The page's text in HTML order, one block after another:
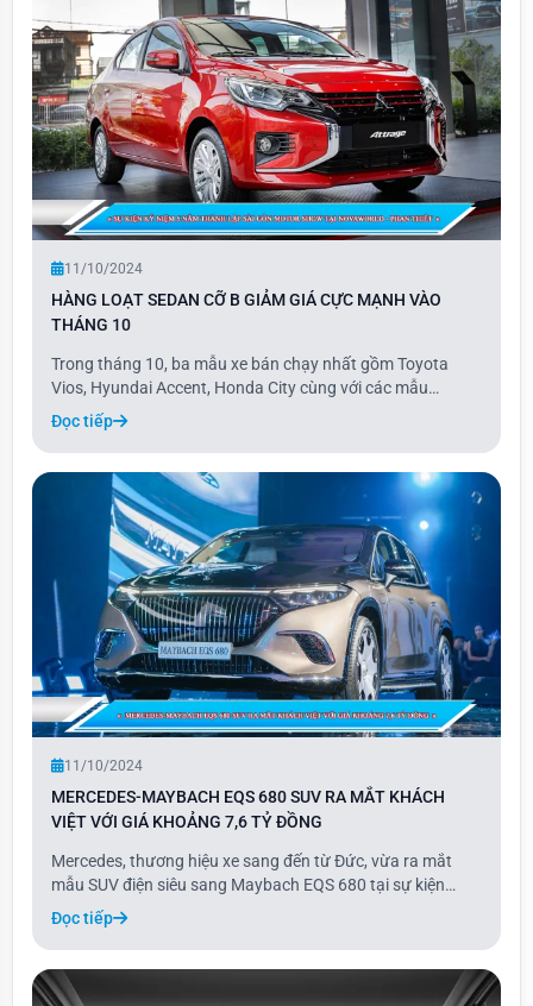
11/10/2024
HÀNG LOẠT SEDAN CỠ B GIẢM GIÁ CỰC MẠNH VÀO
THÁNG 10
Trong tháng 10, ba mẫu xe bán chạy nhất gồm Toyota
Vios, Hyundai Accent, Honda City cùng với các mẫu
Nissan Almera, Mitsubishi Attrage, Kia Soluto đều được
giảm giá hàng chục triệu đồng.
Đọc tiếp
11/10/2024
MERCEDES-MAYBACH EQS 680 SUV RA MẮT KHÁCH
VIỆT VỚI GIÁ KHOẢNG 7,6 TỶ ĐỒNG
Mercedes, thương hiệu xe sang đến từ Đức, vừa ra mắt
mẫu SUV điện siêu sang Maybach EQS 680 tại sự kiện
riêng "The Avantgarde 2024" ở Hà Nội ngày 10/10. Đây là
phiên bản cao cấp của dòng EQS SUV, bổ sung vào danh
mục xe thuần điện của hãng, bao gồm các mẫ
Đọc tiếp